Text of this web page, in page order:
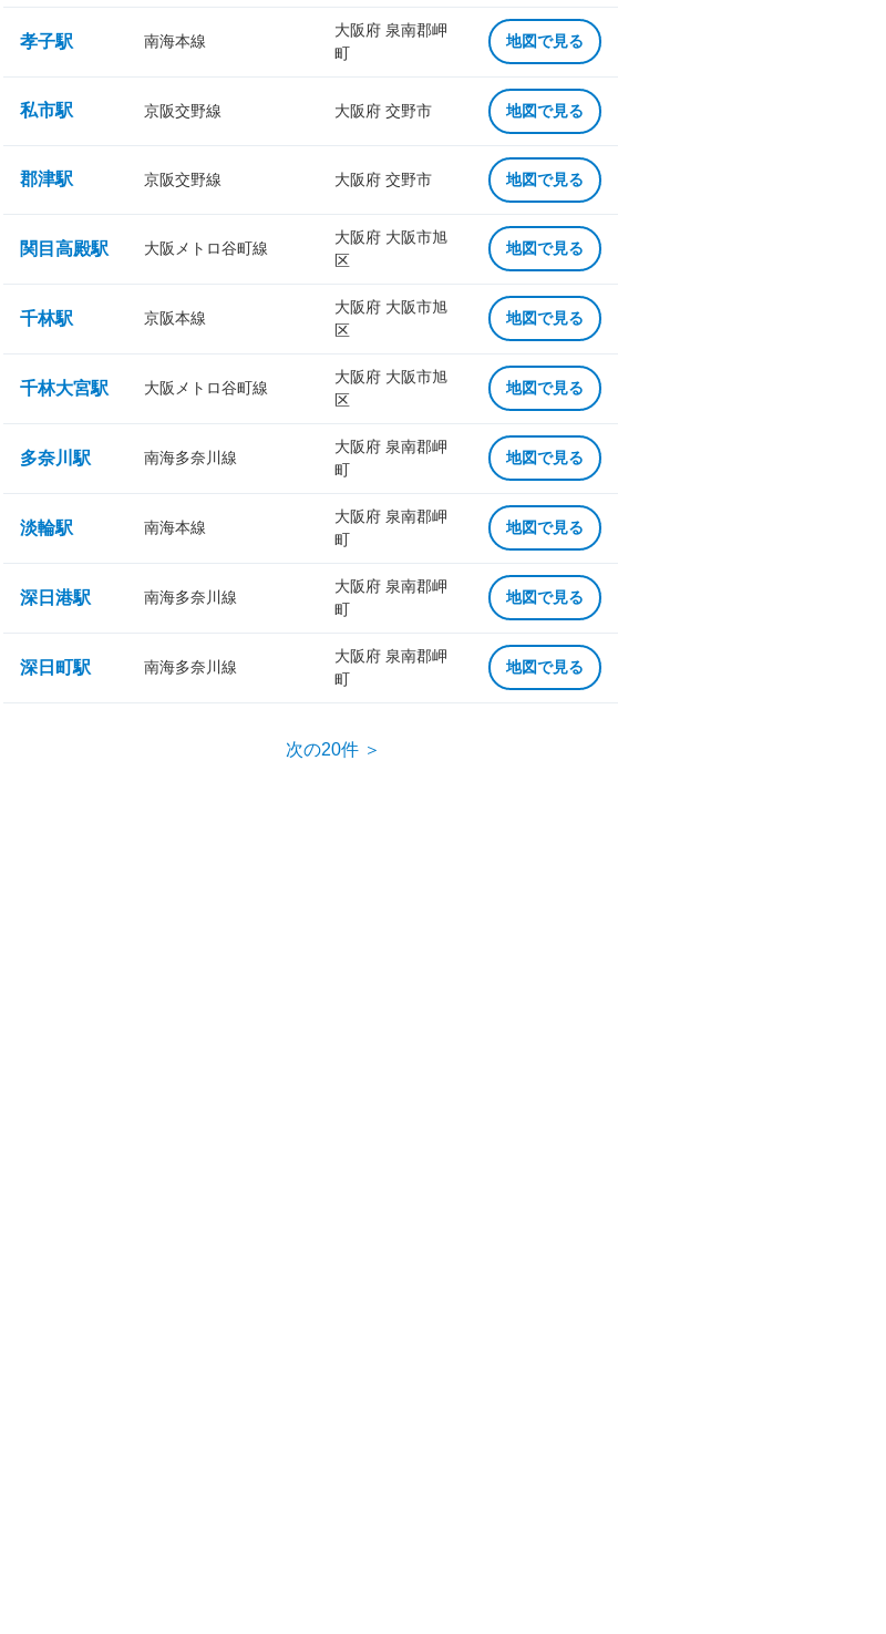
孝子駅 南海本線
大阪府 泉南郡岬
町
地図で見る
私市駅 京阪交野線 大阪府 交野市 地図で見る
郡津駅 京阪交野線 大阪府 交野市 地図で見る
関目高殿駅 大阪メトロ谷町線
大阪府 大阪市旭
区
地図で見る
千林駅 京阪本線
大阪府 大阪市旭
区
地図で見る
千林大宮駅 大阪メトロ谷町線
大阪府 大阪市旭
区
地図で見る
多奈川駅 南海多奈川線
大阪府 泉南郡岬
町
地図で見る
淡輪駅 南海本線
大阪府 泉南郡岬
町
地図で見る
深日港駅 南海多奈川線
大阪府 泉南郡岬
町
地図で見る
深日町駅 南海多奈川線
大阪府 泉南郡岬
町
地図で見る
次の20件 ＞